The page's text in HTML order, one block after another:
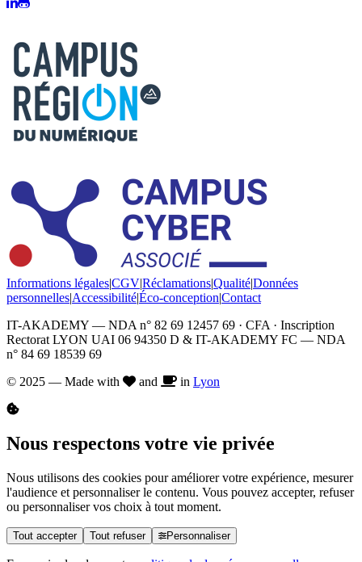
Informations légales|CGV|Réclamations|Qualité|Données
personnelles|Accessibilité|Éco-conception|Contact
IT-AKADEMY — NDA n° 82 69 12457 69 · CFA · Inscription
Rectorat LYON UAI 06 94350 D & IT-AKADEMY FC — NDA
n° 84 69 18539 69
© 2025 — Made with
and in Lyon
Nous respectons votre vie privée
Nous utilisons des cookies pour améliorer votre expérience, mesurer
l'audience et personnaliser le contenu. Vous pouvez accepter, refuser
ou personnaliser vos choix à tout moment.
Tout accepter Tout refuser Personnaliser